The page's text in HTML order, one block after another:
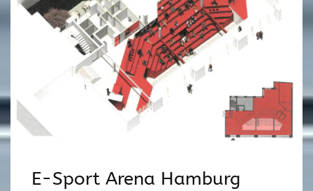
E-Sport Arena Hamburg